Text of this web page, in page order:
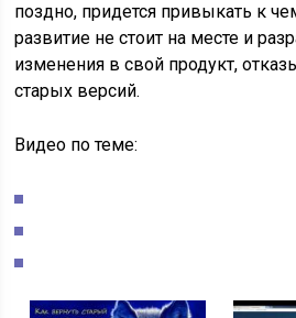
поздно, придется привыкать к
развитие не стоит на месте и
изменения в свой продукт,
старых версий.
Видео по теме: